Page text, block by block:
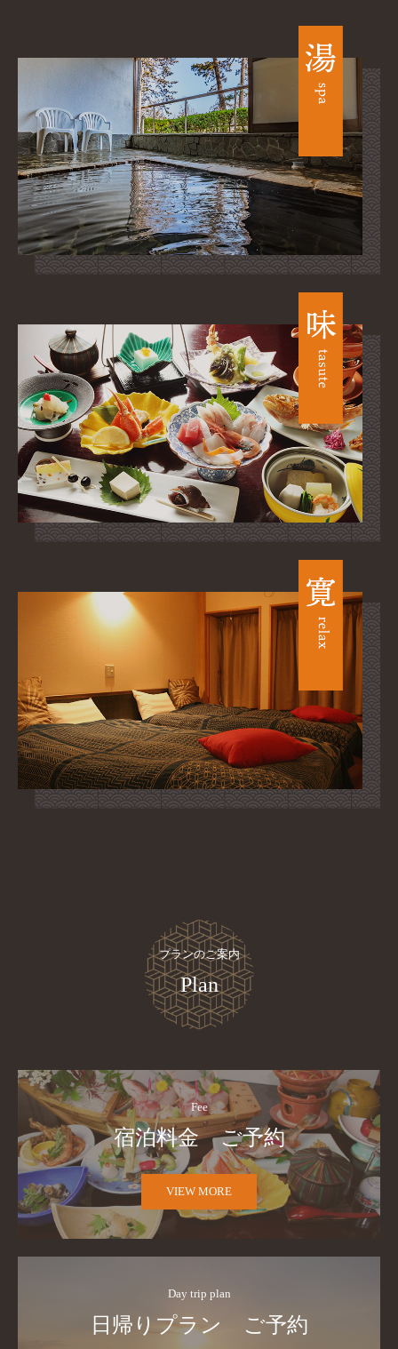
プランのご案内
Plan
Fee
宿泊料金　ご予約
VIEW MORE
Day trip plan
日帰りプラン　ご予約